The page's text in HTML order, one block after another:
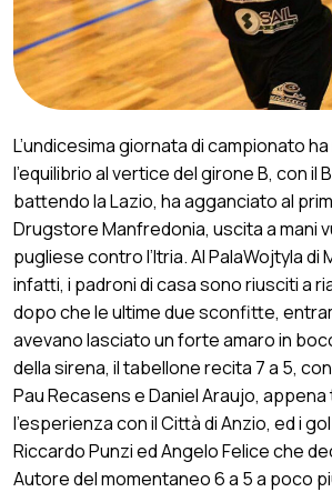
L’undicesima giornata di campionato
l’equilibrio al vertice del girone B, con il
battendo la Lazio, ha agganciato al
Drugstore Manfredonia, uscita a mani
pugliese contro l’Itria. Al PalaWojtyla di
infatti, i padroni di casa sono riusciti a
dopo che le ultime due sconfitte,
avevano lasciato un forte amaro in
della sirena, il tabellone recita 7 a 5,
Pau Recasens e Daniel Araujo,
l’esperienza con il Città di Anzio, ed i
Riccardo Punzi ed Angelo Felice che
Autore del momentaneo 6 a 5 a poco